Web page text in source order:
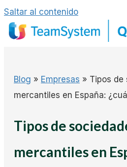
Saltar al contenido
Blog » Empresas » Tipos de
mercantiles en España:
Tipos de
mercantiles en